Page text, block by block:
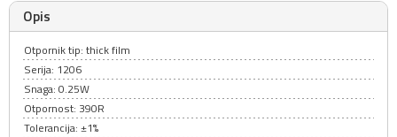
Opis
Otpornik tip: thick film
Serija: 1206
Snaga: 0.25W
Otpornost: 390R
Tolerancija: ±1%